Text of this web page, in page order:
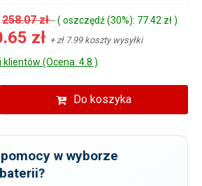
258.07 zł- ( oszczędź (30%): 77.42 zł )
zł + zł 7.99 koszty wysyłki
klientów (Ocena: 4.8 )
Do koszyka
w wyborze